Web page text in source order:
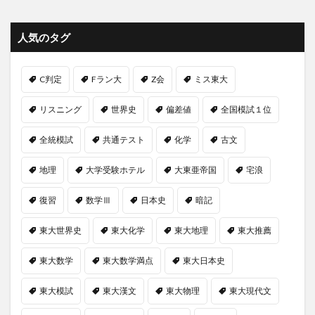
人気のタグ
C判定 Fラン大 Z会 ミス東大
リスニング 世界史 偏差値 全国模試１位
全統模試 共通テスト 化学 古文
地理 大学受験ホテル 大東亜帝国 宅浪
復習 数学Ⅲ 日本史 暗記
東大世界史 東大化学 東大地理 東大推薦
東大数学 東大数学満点 東大日本史
東大模試 東大漢文 東大物理 東大現代文